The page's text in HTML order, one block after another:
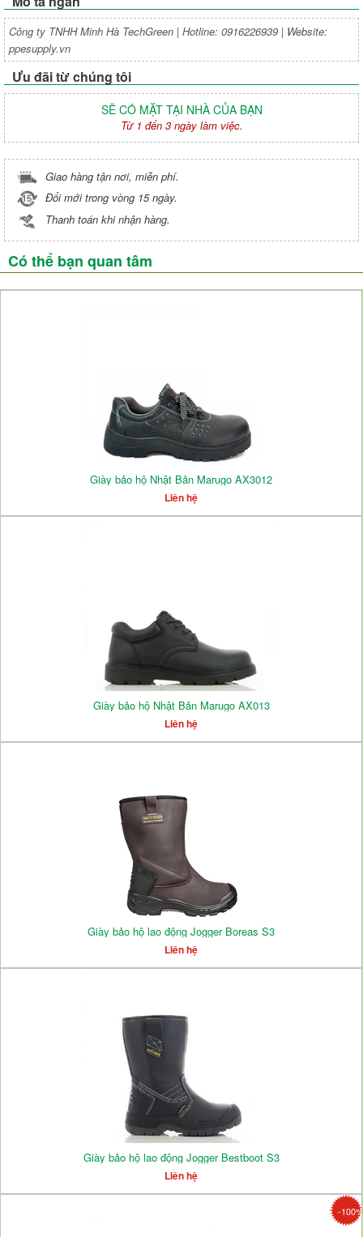
Công ty TNHH Minh Hà TechGreen | Hotline: 0916226939 | Website:
ppesupply.vn
Ưu đãi từ chúng tôi
SẼ CÓ MẶT TẠI NHÀ CỦA BẠN
Từ 1 đến 3 ngày làm việc.
Giao hàng tận nơi, miễn phí.
Đổi mới trong vòng 15 ngày.
Thanh toán khi nhận hàng.
Có thể bạn quan tâm
Giày bảo hộ Nhật Bản Marugo AX3012
Liên hệ
Giày bảo hộ Nhật Bản Marugo AX013
Liên hệ
Giày bảo hộ lao động Jogger Boreas S3
Liên hệ
Giày bảo hộ lao động Jogger Bestboot S3
Liên hệ
-100%